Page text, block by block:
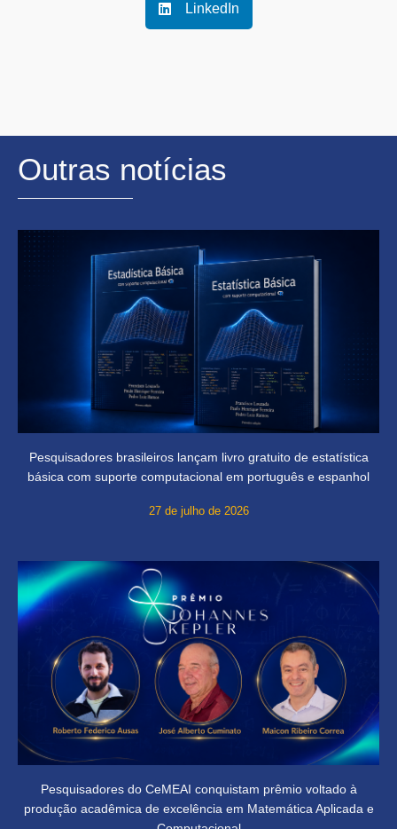
LinkedIn
Outras notícias
Pesquisadores brasileiros lançam livro gratuito de estatística
básica com suporte computacional em português e espanhol
27 de julho de 2026
Pesquisadores do CeMEAI conquistam prêmio voltado à
produção acadêmica de excelência em Matemática Aplicada e